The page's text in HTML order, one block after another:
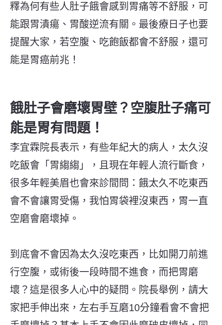
釋為何有些人肚子餓會感到胃痛等不舒服，可
能跟胃潰瘍、胃酸逆流有關。最後療日子也要
提醒大家，若空腹、吃飽飯都會不舒服，還可
能是胃癌前兆！
餓肚子會磨壞胃壁？空腹肚子痛可
能是胃有問題！
李宜霖院長表示，有些年紀大的病人，太久沒
吃飯會「胃縐縐」，且現在年輕人流行斷食，
很多年輕美眉也會來診間問：餓太久不吃東西
會不會讓胃受傷，我怕胃袋裡沒東西，胃一直
空磨會磨壞掉。
到底會不會因為太久沒吃東西，比如開刀前進
行空腹，或術後一段時間不進食，而把胃磨
壞？這是很多人心中的疑問。院長舉例，請大
家把手伸出來，左右手互磨10分鐘看會不會把